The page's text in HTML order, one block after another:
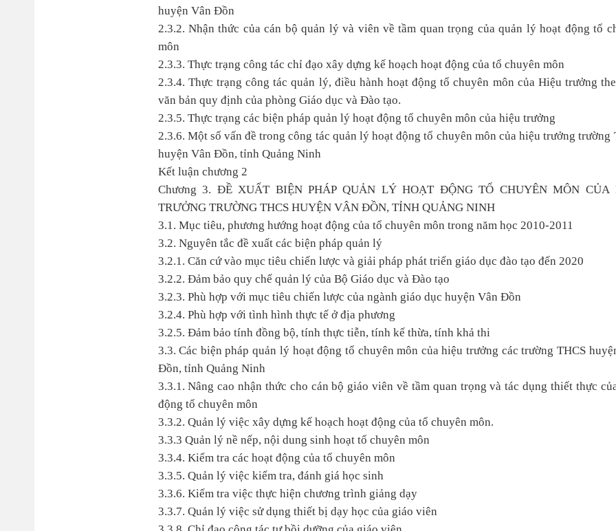
huyện Vân Đồn
2.3.2. Nhận thức của cán bộ quản lý và viên về tầm quan trọng của quản lý hoạt động tổ
môn
2.3.3. Thực trạng công tác chỉ đạo xây dựng kế hoạch hoạt động của tổ chuyên môn
2.3.4. Thực trạng công tác quản lý, điều hành hoạt động tổ chuyên môn của Hiệu trưởng
văn bản quy định của phòng Giáo dục và Đào tạo.
2.3.5. Thực trạng các biện pháp quản lý hoạt động tổ chuyên môn của hiệu trưởng
2.3.6. Một số vấn đề trong công tác quản lý hoạt động tổ chuyên môn của hiệu trưởng trường
huyện Vân Đồn, tỉnh Quảng Ninh
Kết luận chương 2
Chương 3. ĐỀ XUẤT BIỆN PHÁP QUẢN LÝ HOẠT ĐỘNG TỔ CHUYÊN MÔN CỦA
TRƯỞNG TRƯỜNG THCS HUYỆN VÂN ĐỒN, TỈNH QUẢNG NINH
3.1. Mục tiêu, phương hướng hoạt động của tổ chuyên môn trong năm học 2010-2011
3.2. Nguyên tắc đề xuất các biện pháp quản lý
3.2.1. Căn cứ vào mục tiêu chiến lược và giải pháp phát triển giáo dục đào tạo đến 2020
3.2.2. Đảm bảo quy chế quản lý của Bộ Giáo dục và Đào tạo
3.2.3. Phù hợp với mục tiêu chiến lược của ngành giáo dục huyện Vân Đồn
3.2.4. Phù hợp với tình hình thực tế ở địa phương
3.2.5. Đảm bảo tính đồng bộ, tính thực tiễn, tính kế thừa, tính khả thi
3.3. Các biện pháp quản lý hoạt động tổ chuyên môn của hiệu trưởng các trường THCS
Đồn, tỉnh Quảng Ninh
3.3.1. Nâng cao nhận thức cho cán bộ giáo viên về tầm quan trọng và tác dụng thiết thực
động tổ chuyên môn
3.3.2. Quản lý việc xây dựng kế hoạch hoạt động của tổ chuyên môn.
3.3.3 Quản lý nề nếp, nội dung sinh hoạt tổ chuyên môn
3.3.4. Kiểm tra các hoạt động của tổ chuyên môn
3.3.5. Quản lý việc kiểm tra, đánh giá học sinh
3.3.6. Kiểm tra việc thực hiện chương trình giảng dạy
3.3.7. Quản lý việc sử dụng thiết bị dạy học của giáo viên